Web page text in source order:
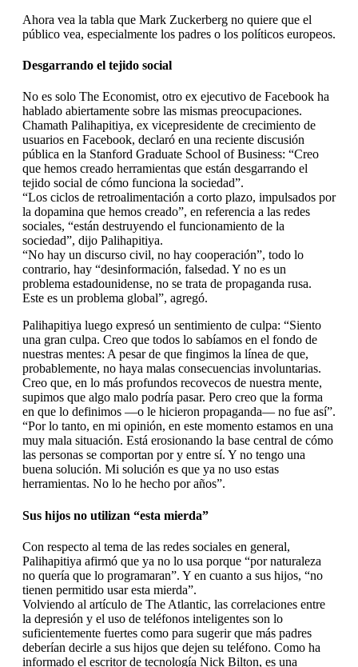
Ahora vea la tabla que Mark Zuckerberg no quiere que el
público vea, especialmente los padres o los políticos europeos.
Desgarrando el tejido social
No es solo The Economist, otro ex ejecutivo de Facebook ha
hablado abiertamente sobre las mismas preocupaciones.
Chamath Palihapitiya, ex vicepresidente de crecimiento de
usuarios en Facebook, declaró en una reciente discusión
pública en la Stanford Graduate School of Business: “Creo
que hemos creado herramientas que están desgarrando el
tejido social de cómo funciona la sociedad”.
“Los ciclos de retroalimentación a corto plazo, impulsados ​​por
la dopamina que hemos creado”, en referencia a las redes
sociales, “están destruyendo el funcionamiento de la
sociedad”, dijo Palihapitiya.
“No hay un discurso civil, no hay cooperación”, todo lo
contrario, hay “desinformación, falsedad. Y no es un
problema estadounidense, no se trata de propaganda rusa.
Este es un problema global”, agregó.
Palihapitiya luego expresó un sentimiento de culpa: “Siento
una gran culpa. Creo que todos lo sabíamos en el fondo de
nuestras mentes: A pesar de que fingimos la línea de que,
probablemente, no haya malas consecuencias involuntarias.
Creo que, en lo más profundos recovecos de nuestra mente,
supimos que algo malo podría pasar. Pero creo que la forma
en que lo definimos —o le hicieron propaganda— no fue así”.
“Por lo tanto, en mi opinión, en este momento estamos en una
muy mala situación. Está erosionando la base central de cómo
las personas se comportan por y entre sí. Y no tengo una
buena solución. Mi solución es que ya no uso estas
herramientas. No lo he hecho por años”.
Sus hijos no utilizan “esta mierda”
Con respecto al tema de las redes sociales en general,
Palihapitiya afirmó que ya no lo usa porque “por naturaleza
no quería que lo programaran”. Y en cuanto a sus hijos, “no
tienen permitido usar esta mierda”.
Volviendo al artículo de The Atlantic, las correlaciones entre
la depresión y el uso de teléfonos inteligentes son lo
suficientemente fuertes como para sugerir que más padres
deberían decirle a sus hijos que dejen su teléfono. Como ha
informado el escritor de tecnología Nick Bilton, es una